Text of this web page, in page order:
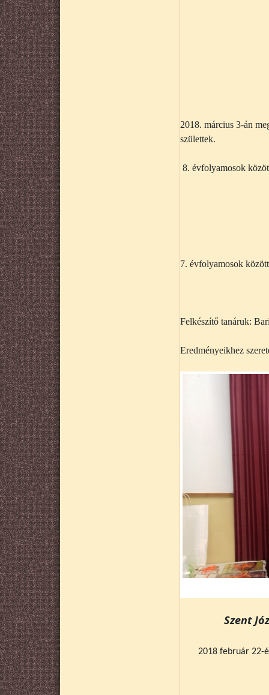
2018. március 3-án
születtek.
8. évfolyamosok
7. évfolyamosok
Felkészítő tanáruk:
Eredményeikhez
Szent
2018 február 22-